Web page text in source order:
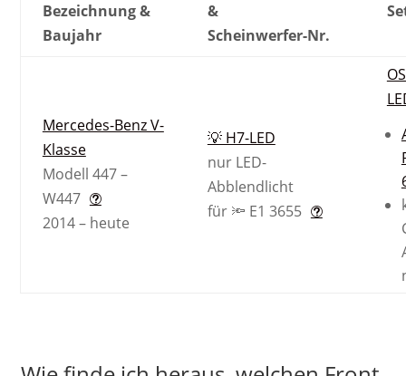
Bezeichnung &
Baujahr
&
Scheinwerfer-Nr.
Mercedes-Benz V-
Klasse
Modell 447 –
W447
2014 – heute
💡 H7-LED
nur LED-
Abblendlicht
für 🔦 E1 3655